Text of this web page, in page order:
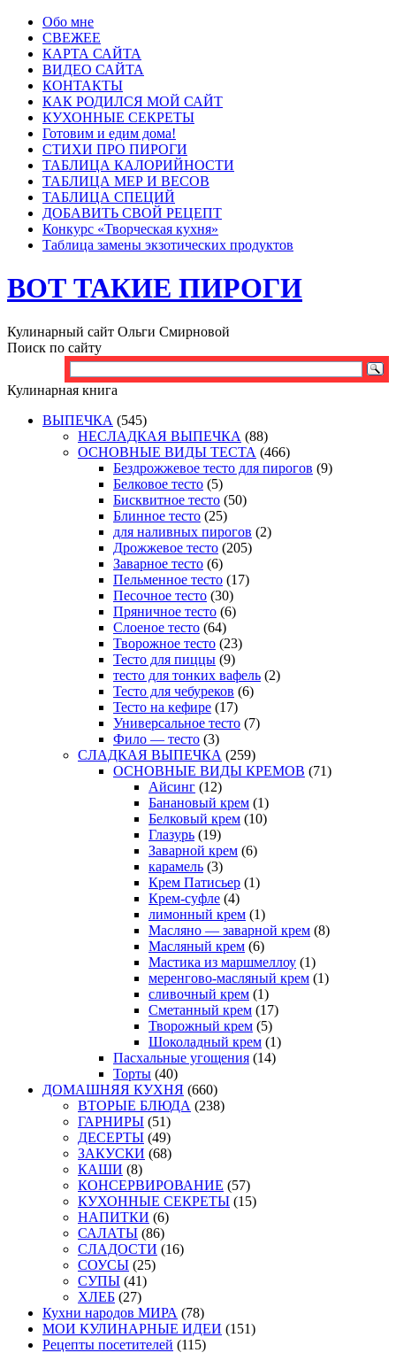
Обо мне
СВЕЖЕЕ
КАРТА САЙТА
ВИДЕО САЙТА
КОНТАКТЫ
КАК РОДИЛСЯ МОЙ САЙТ
КУХОННЫЕ СЕКРЕТЫ
Готовим и едим дома!
СТИХИ ПРО ПИРОГИ
ТАБЛИЦА КАЛОРИЙНОСТИ
ТАБЛИЦА МЕР И ВЕСОВ
ТАБЛИЦА СПЕЦИЙ
ДОБАВИТЬ СВОЙ РЕЦЕПТ
Конкурс «Творческая кухня»
Таблица замены экзотических продуктов
ВОТ ТАКИЕ ПИРОГИ
Кулинарный сайт Ольги Смирновой
Поиск по сайту
Кулинарная книга
ВЫПЕЧКА (545)
НЕСЛАДКАЯ ВЫПЕЧКА (88)
ОСНОВНЫЕ ВИДЫ ТЕСТА (466)
Бездрожжевое тесто для пирогов (9)
Белковое тесто (5)
Бисквитное тесто (50)
Блинное тесто (25)
для наливных пирогов (2)
Дрожжевое тесто (205)
Заварное тесто (6)
Пельменное тесто (17)
Песочное тесто (30)
Пряничное тесто (6)
Слоеное тесто (64)
Творожное тесто (23)
Тесто для пиццы (9)
тесто для тонких вафель (2)
Тесто для чебуреков (6)
Тесто на кефире (17)
Универсальное тесто (7)
Фило — тесто (3)
СЛАДКАЯ ВЫПЕЧКА (259)
ОСНОВНЫЕ ВИДЫ КРЕМОВ (71)
Айсинг (12)
Банановый крем (1)
Белковый крем (10)
Глазурь (19)
Заварной крем (6)
карамель (3)
Крем Патисьер (1)
Крем-суфле (4)
лимонный крем (1)
Масляно — заварной крем (8)
Масляный крем (6)
Мастика из маршмеллоу (1)
меренгово-масляный крем (1)
сливочный крем (1)
Сметанный крем (17)
Творожный крем (5)
Шоколадный крем (1)
Пасхальные угощения (14)
Торты (40)
ДОМАШНЯЯ КУХНЯ (660)
ВТОРЫЕ БЛЮДА (238)
ГАРНИРЫ (51)
ДЕСЕРТЫ (49)
ЗАКУСКИ (68)
КАШИ (8)
КОНСЕРВИРОВАНИЕ (57)
КУХОННЫЕ СЕКРЕТЫ (15)
НАПИТКИ (6)
САЛАТЫ (86)
СЛАДОСТИ (16)
СОУСЫ (25)
СУПЫ (41)
ХЛЕБ (27)
Кухни народов МИРА (78)
МОИ КУЛИНАРНЫЕ ИДЕИ (151)
Рецепты посетителей (115)